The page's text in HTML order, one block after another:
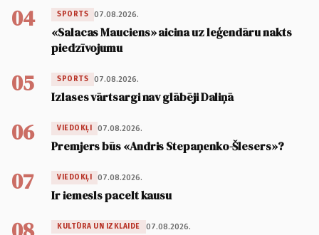
04 SPORTS 07.08.2026.
«Salacas Mauciens» aicina uz leģendāru nakts
piedzīvojumu
05 SPORTS 07.08.2026.
Izlases vārtsargi nav glābēji Daliņā
06 VIEDOKĻI 07.08.2026.
Premjers būs «Andris Stepaņenko-Šlesers»?
07 VIEDOKĻI 07.08.2026.
Ir iemesls pacelt kausu
KULTŪRA UN IZKLAIDE 07.08.2026.